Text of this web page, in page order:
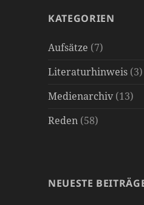
KATEGORIEN
Aufsätze (7)
Literaturhinweis (3)
Medienarchiv (13)
Reden (58)
NEUESTE